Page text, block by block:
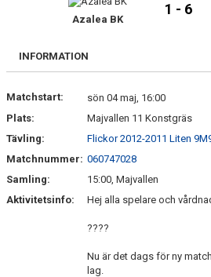
KALENDER
MATCHER
Azalea BK
1 - 6
INFORMATION
Matchstart:
sön 04 maj, 16:00
Plats:
Majvallen 11 Konstgräs
Tävling:
Flickor 2012-2011 Liten
Matchnummer: 060747028
Samling:
15:00, Majvallen
Aktivitetsinfo:
Hej alla spelare och
????
Nu är det dags för ny
lag.